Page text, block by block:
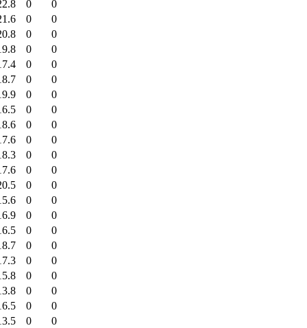
0
0
0
0
0
0
0
0
0
0
0
0
0
0
0
0
0
0
0
0
0
0
0
0
0
0
0
0
0
0
0
0
0
0
0
0
0
0
0
0
0
0
0
0